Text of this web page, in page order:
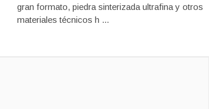
gran formato, piedra sinterizada ultrafina y otros
materiales técnicos h ...